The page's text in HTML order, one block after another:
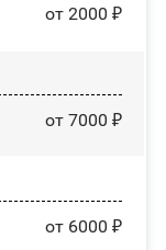
от 2000 ₽
от 7000 ₽
от 6000 ₽